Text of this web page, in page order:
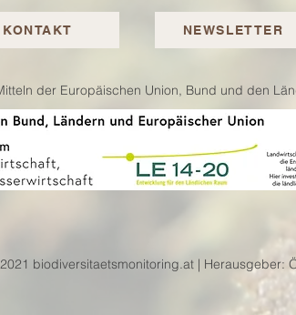
KONTAKT NEWSLETTER
der Europäischen Union, Bund und den
biodiversitaetsmonitoring.at | Herausgeber: